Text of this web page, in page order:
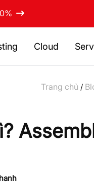
Cloud
Trang chủ /